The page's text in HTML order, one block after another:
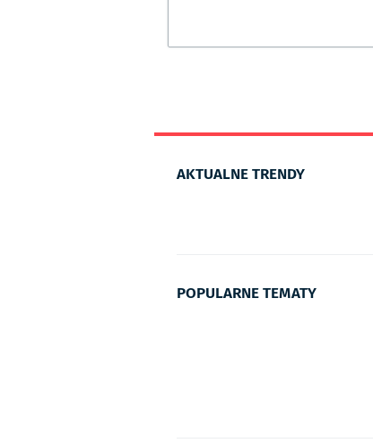
AKTUALNE TRENDY
POPULARNE TEMATY